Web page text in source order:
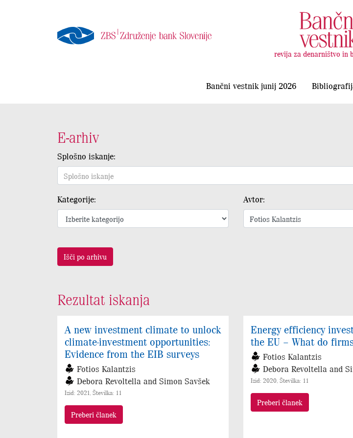
revija za denarništvo in
Bančni vestnik junij 2026
E-arhiv
Splošno iskanje:
Kategorije: Avtor:
Išči po arhivu
Rezultat iskanja
A new investment climate to unlock
climate-investment opportunities:
Evidence from the EIB surveys
Fotios Kalantzis
Debora Revoltella and Simon Savšek
Izid: 2021, Številka: 11
Preberi članek
Energy efficiency
the EU – What do
Fotios Kalantzis
Debora Revoltella and
Izid: 2020, Številka: 11
Preberi članek